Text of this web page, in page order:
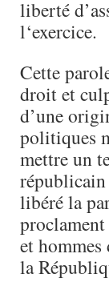
liberté
l‘exercice.
Cette
droit et
d’une
politiques
mettre un
républicain
libéré la
et
la